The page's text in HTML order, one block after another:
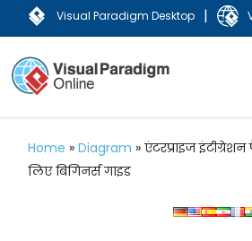
Visual Paradigm Desktop |
Home »Diagram »एंटरप्राइज
लिए बिगिनर्स गाइड